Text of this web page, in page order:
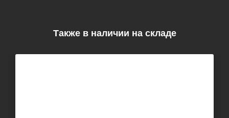
Также в наличии на складе